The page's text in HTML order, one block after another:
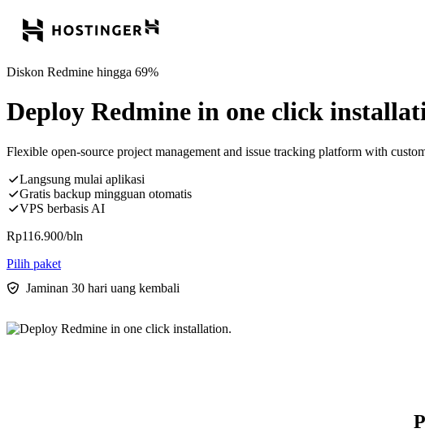
Diskon Redmine hingga 69%
Deploy Redmine in one click
Flexible open-source project management and issue tracking platform with
Langsung mulai aplikasi
Gratis backup mingguan otomatis
VPS berbasis AI
Rp116.900/bln
Pilih paket
Jaminan 30 hari uang kembali